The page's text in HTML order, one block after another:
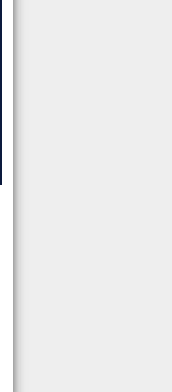
ผือ ยินดีต้อนรับผู้เ